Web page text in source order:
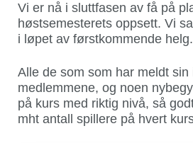
Vi er nå i sluttfasen av få på
høstsemesterets oppsett. Vi
i løpet av førstkommende helg.
Alle de som som har meldt sin
medlemmene, og noen
på kurs med riktig nivå, så
mht antall spillere på hvert